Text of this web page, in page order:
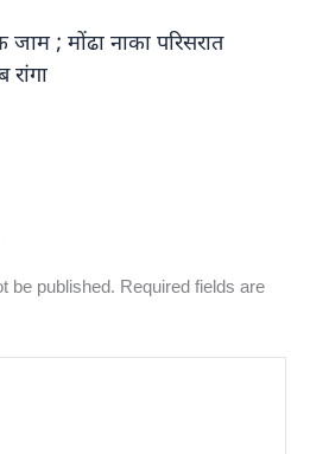
जाम ; मोंढा नाका परिसरात
रांगा
be published. Required fields are